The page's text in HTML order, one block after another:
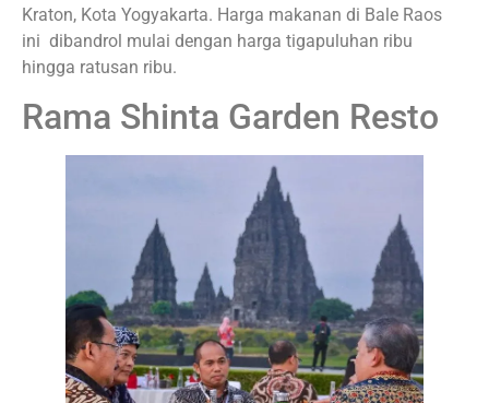
Kraton, Kota Yogyakarta. Harga makanan di Bale Raos
ini dibandrol mulai dengan harga tigapuluhan ribu
hingga ratusan ribu.
Rama Shinta Garden Resto